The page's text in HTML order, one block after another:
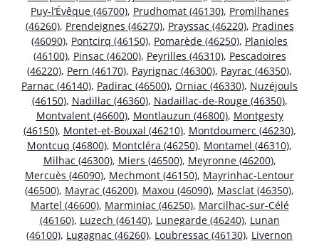
Puy-l’Évêque (46700), Prudhomat (46130), Promilhanes
(46260), Prendeignes (46270), Prayssac (46220), Pradines
(46090), Pontcirq (46150), Pomarède (46250), Planioles
(46100), Pinsac (46200), Peyrilles (46310), Pescadoires
(46220), Pern (46170), Payrignac (46300), Payrac (46350),
Parnac (46140), Padirac (46500), Orniac (46330), Nuzéjouls
(46150), Nadillac (46360), Nadaillac-de-Rouge (46350),
Montvalent (46600), Montlauzun (46800), Montgesty
(46150), Montet-et-Bouxal (46210), Montdoumerc (46230),
Montcuq (46800), Montcléra (46250), Montamel (46310),
Milhac (46300), Miers (46500), Meyronne (46200),
Mercuès (46090), Mechmont (46150), Mayrinhac-Lentour
(46500), Mayrac (46200), Maxou (46090), Masclat (46350),
Martel (46600), Marminiac (46250), Marcilhac-sur-Célé
(46160), Luzech (46140), Lunegarde (46240), Lunan
(46100), Lugagnac (46260), Loubressac (46130), Livernon